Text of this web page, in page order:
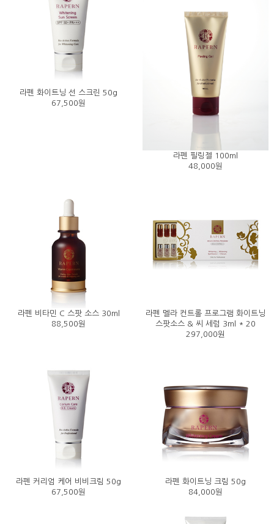
라펜 화이트닝 선 스크린 50g
67,500원
라펜 필링젤 100ml
48,000원
라펜 비타민 C 스팟 소스 30ml
88,500원
라펜 멜라 컨트롤 프로그램 화이트닝
스팟소스 & 씨 세럼 3ml * 20
297,000원
라펜 커리엄 케어 비비크림 50g
67,500원
라펜 화이트닝 크림 50g
84,000원